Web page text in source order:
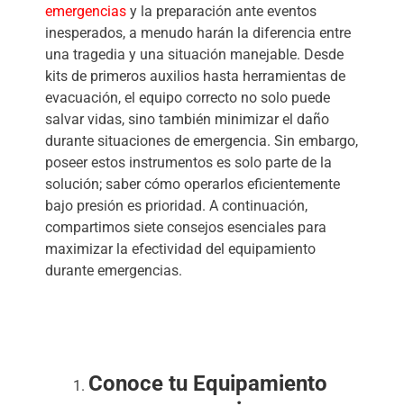
emergencias y la preparación ante eventos
inesperados, a menudo harán la diferencia entre
una tragedia y una situación manejable. Desde
kits de primeros auxilios hasta herramientas de
evacuación, el equipo correcto no solo puede
salvar vidas, sino también minimizar el daño
durante situaciones de emergencia. Sin embargo,
poseer estos instrumentos es solo parte de la
solución; saber cómo operarlos eficientemente
bajo presión es prioridad. A continuación,
compartimos siete consejos esenciales para
maximizar la efectividad del equipamiento
durante emergencias.
Conoce tu Equipamiento